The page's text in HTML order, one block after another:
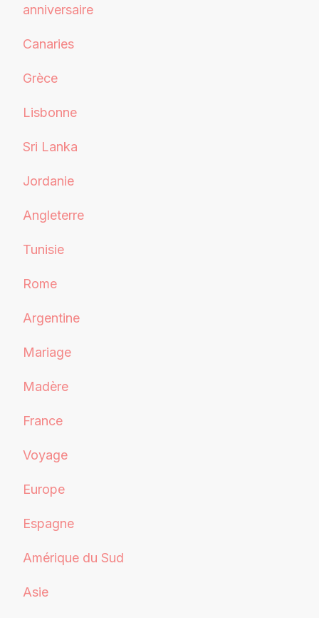
anniversaire
Canaries
Grèce
Lisbonne
Sri Lanka
Jordanie
Angleterre
Tunisie
Rome
Argentine
Mariage
Madère
France
Voyage
Europe
Espagne
Amérique du Sud
Asie